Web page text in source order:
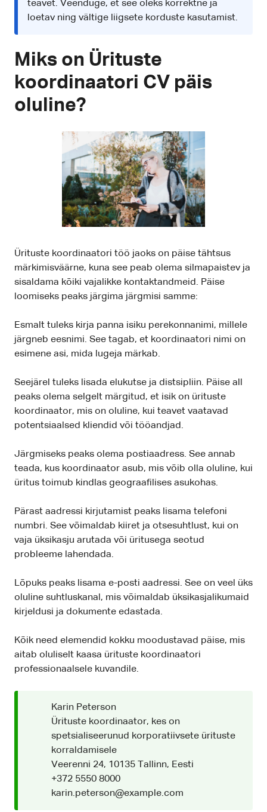
teavet. Veenduge, et see oleks korrektne ja
loetav ning vältige liigsete korduste kasutamist.
Miks on Ürituste
koordinaatori CV päis
oluline?
Ürituste koordinaatori töö jaoks on päise tähtsus
märkimisväärne, kuna see peab olema silmapaistev ja
sisaldama kõiki vajalikke kontaktandmeid. Päise
loomiseks peaks järgima järgmisi samme:
Esmalt tuleks kirja panna isiku perekonnanimi, millele
järgneb eesnimi. See tagab, et koordinaatori nimi on
esimene asi, mida lugeja märkab.
Seejärel tuleks lisada elukutse ja distsipliin. Päise all
peaks olema selgelt märgitud, et isik on ürituste
koordinaator, mis on oluline, kui teavet vaatavad
potentsiaalsed kliendid või tööandjad.
Järgmiseks peaks olema postiaadress. See annab
teada, kus koordinaator asub, mis võib olla oluline, kui
üritus toimub kindlas geograafilises asukohas.
Pärast aadressi kirjutamist peaks lisama telefoni
numbri. See võimaldab kiiret ja otsesuhtlust, kui on
vaja üksikasju arutada või üritusega seotud
probleeme lahendada.
Lõpuks peaks lisama e-posti aadressi. See on veel üks
oluline suhtluskanal, mis võimaldab üksikasjalikumaid
kirjeldusi ja dokumente edastada.
Kõik need elemendid kokku moodustavad päise, mis
aitab oluliselt kaasa ürituste koordinaatori
professionaalsele kuvandile.
Karin Peterson
Ürituste koordinaator, kes on
spetsialiseerunud korporatiivsete ürituste
korraldamisele
Veerenni 24, 10135 Tallinn, Eesti
+372 5550 8000
karin.peterson@example.com